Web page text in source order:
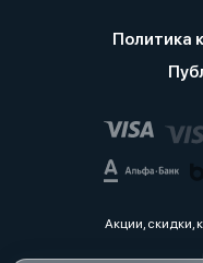
Политика
Акции, скидки,